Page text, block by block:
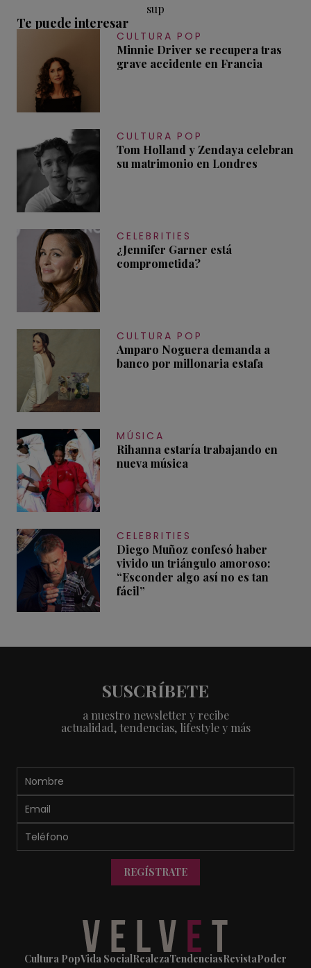
sup
Te puede interesar
CULTURA POP
Minnie Driver se recupera tras
grave accidente en Francia
CULTURA POP
Tom Holland y Zendaya celebran
su matrimonio en Londres
CELEBRITIES
¿Jennifer Garner está
comprometida?
CULTURA POP
Amparo Noguera demanda a
banco por millonaria estafa
MÚSICA
Rihanna estaría trabajando en
nueva música
CELEBRITIES
Diego Muñoz confesó haber
vivido un triángulo amoroso:
“Esconder algo así no es tan
fácil”
SUSCRÍBETE
a nuestro newsletter y recibe
actualidad, tendencias, lifestyle y más
REGÍSTRATE
Cultura PopVida SocialRealezaTendenciasRevistaPoder